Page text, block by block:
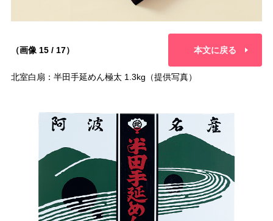
（画像 15 / 17） 本文に戻る
北室白扇：半田手延めん極太 1.3kg（提供写真）